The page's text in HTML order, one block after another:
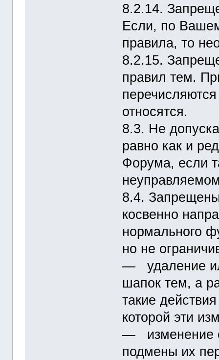
8.2.14.
Если, по
правила, то
8.2.15.
правил тем.
относятся.
8.3. Не
равно как и
Форума, если
8.4.
косвенно
нормального
но не
― удаление
шапок тем, а
такие
которой эти
― изменение
подмены их